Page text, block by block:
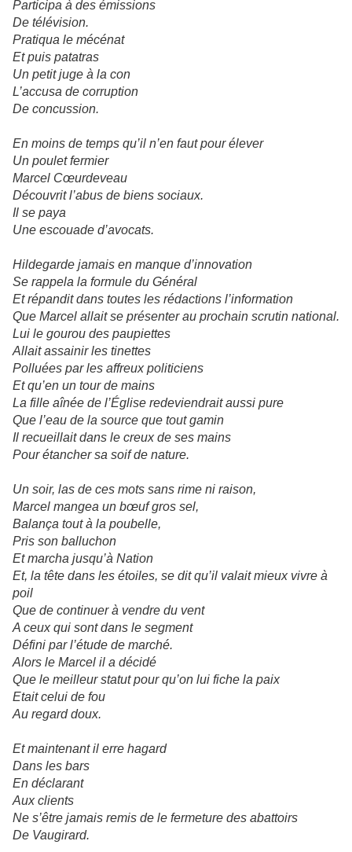
Participa à des émissions
De télévision.
Pratiqua le mécénat
Et puis patatras
Un petit juge à la con
L’accusa de corruption
De concussion.
En moins de temps qu’il n’en faut pour élever
Un poulet fermier
Marcel Cœurdeveau
Découvrit l’abus de biens sociaux.
Il se paya
Une escouade d’avocats.
Hildegarde jamais en manque d’innovation
Se rappela la formule du Général
Et répandit dans toutes les rédactions l’information
Que Marcel allait se présenter au prochain scrutin national.
Lui le gourou des paupiettes
Allait assainir les tinettes
Polluées par les affreux politiciens
Et qu’en un tour de mains
La fille aînée de l’Église redeviendrait aussi pure
Que l’eau de la source que tout gamin
Il recueillait dans le creux de ses mains
Pour étancher sa soif de nature.
Un soir, las de ces mots sans rime ni raison,
Marcel mangea un bœuf gros sel,
Balança tout à la poubelle,
Pris son balluchon
Et marcha jusqu’à Nation
Et, la tête dans les étoiles, se dit qu’il valait mieux vivre à
poil
Que de continuer à vendre du vent
A ceux qui sont dans le segment
Défini par l’étude de marché.
Alors le Marcel il a décidé
Que le meilleur statut pour qu’on lui fiche la paix
Etait celui de fou
Au regard doux.
Et maintenant il erre hagard
Dans les bars
En déclarant
Aux clients
Ne s’être jamais remis de le fermeture des abattoirs
De Vaugirard.